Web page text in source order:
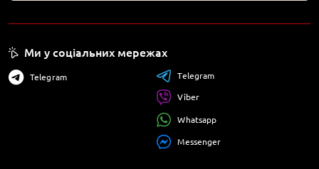
Ми у соціальних мережах
Telegram Telegram
Viber
Whatsapp
Messenger